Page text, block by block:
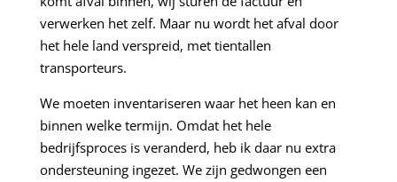
verwerken het zelf. Maar nu wordt het afval door
het hele land verspreid, met tientallen
transporteurs.
We moeten inventariseren waar het heen kan en
binnen welke termijn. Omdat het hele
bedrijfsproces is veranderd, heb ik daar nu extra
ondersteuning ingezet. We zijn gedwongen een